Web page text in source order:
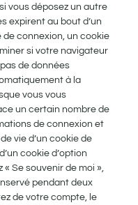
vous déposez un autre
expirent au bout d’un
de connexion, un cookie
si votre navigateur
de données
à la
vous vous
un certain nombre de
de connexion et
vie d’un cookie de
cookie d’option
« Se souvenir de moi »,
pendant deux
de votre compte, le